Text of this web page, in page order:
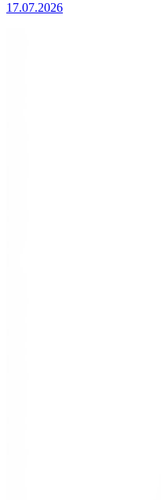
17.07.2026